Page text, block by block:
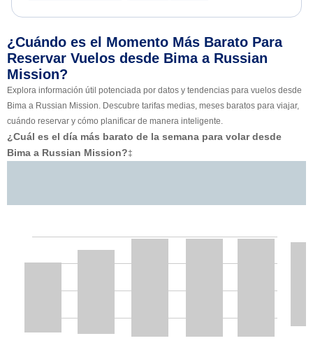
¿Cuándo es el Momento Más Barato Para
Reservar Vuelos desde Bima a Russian
Mission?
Explora información útil potenciada por datos y tendencias para vuelos desde
Bima a Russian Mission. Descubre tarifas medias, meses baratos para viajar,
cuándo reservar y cómo planificar de manera inteligente.
¿Cuál es el día más barato de la semana para volar desde
Bima a Russian Mission?‡